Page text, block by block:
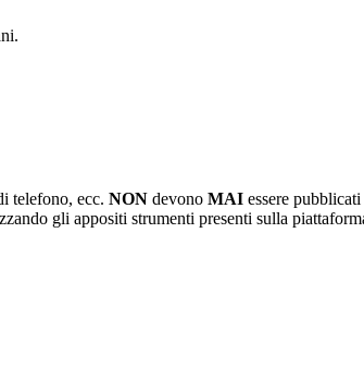
telefono, ecc. NON devono MAI essere
gli appositi strumenti presenti sulla